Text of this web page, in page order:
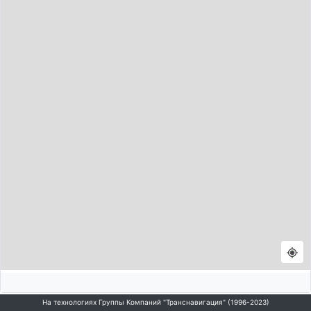
На технологиях Группы Компаний "Транснавигация" (1996-2023)